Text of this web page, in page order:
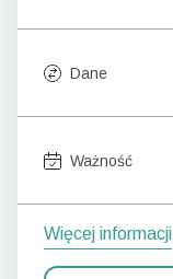
Dane
Ważność
Więcej informacji